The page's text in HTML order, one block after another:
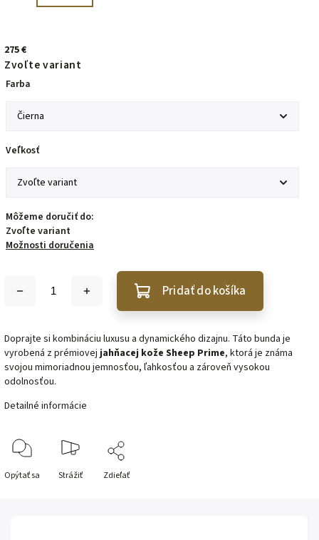
275 €
Zvoľte variant
Farba
Veľkosť
Môžeme doručiť do:
Zvoľte variant
Možnosti doručenia
Pridať do košíka
Doprajte si kombináciu luxusu a dynamického dizajnu. Táto bunda je
vyrobená z prémiovej jahňacej kože Sheep Prime, ktorá je známa
svojou mimoriadnou jemnosťou, ľahkosťou a zároveň vysokou
odolnosťou.
Detailné informácie
Opýtať sa Strážiť Zdieľať